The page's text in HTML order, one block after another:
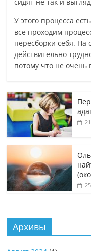
У этого процесса
все проходим
пересборки себя. На
действительно
потому что не очень
Архивы